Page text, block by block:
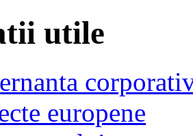
utile
europene